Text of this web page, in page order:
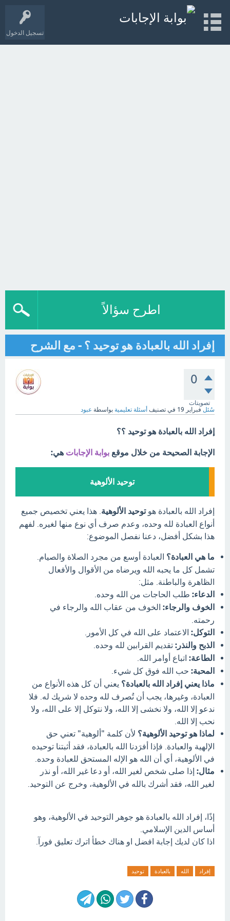
تسجيل الدخول
اطرح سؤالاً
إفراد الله بالعبادة هو توحيد ؟ - مع الشرح
0
تصويتات
سُئل فبراير 19 في تصنيف أسئلة تعليمية بواسطة عبود
إفراد الله بالعبادة هو توحيد ؟؟
الإجابة الصحيحة من خلال موقع بوابة الإجابات هي:
توحيد الألوهية
إفراد الله بالعبادة هوتوحيد الألوهية . هذا يعني تخصيص جميع
أنواع العبادة لله وحده، وعدم صرف أي نوع منها لغيره. لفهم
هذا بشكل أفضل، دعنا نفصل الموضوع:
ما هي العبادة؟ العبادة أوسع من مجرد الصلاة والصيام.
تشمل كل ما يحبه الله ويرضاه من الأقوال والأفعال
الظاهرة والباطنة. مثل:
الدعاء: طلب الحاجات من الله وحده.
الخوف والرجاء: الخوف من عقاب الله والرجاء في
رحمته.
التوكل: الاعتماد على الله في كل الأمور.
الذبح والنذر: تقديم القرابين لله وحده.
الطاعة: اتباع أوامر الله.
المحبة: حب الله فوق كل شيء.
ماذا يعني إفراد الله بالعبادة؟ يعني أن كل هذه الأنواع من
العبادة، وغيرها، يجب أن تُصرف لله وحده لا شريك له. فلا
ندعو إلا الله، ولا نخشى إلا الله، ولا نتوكل إلا على الله، ولا
نحب إلا الله.
لماذا هو توحيد الألوهية؟ لأن كلمة "ألوهية" تعني حق
الإلهية والعبادة. فإذا أفرَدنا الله بالعبادة، فقد أثبتنا توحيده
في الألوهية، أي أن الله هو الإله المستحق للعبادة وحده.
مثال: إذا صلى شخص لغير الله، أو دعا غير الله، أو نذر
لغير الله، فقد أشرك بالله في الألوهية، وخرج عن التوحيد.
إذًا، إفراد الله بالعبادة هو جوهر التوحيد في الألوهية، وهو
أساس الدين الإسلامي.
اذا كان لديك إجابة افضل او هناك خطأ اترك تعليق فورآ.
إفراد الله بالعبادة توحيد